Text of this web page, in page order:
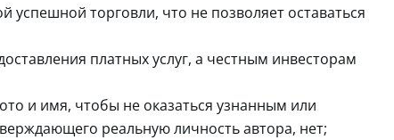
успешной торговли, что не позволяет оставаться
платных услуг, а честным инвесторам
и имя, чтобы не оказаться узнанным или
реальную личность автора, нет;